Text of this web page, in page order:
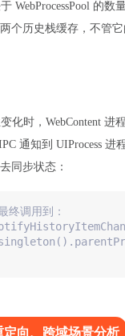
WebProcessPool 的数
两个历史栈缓存，不管
化时，WebContent 进
通知到 UIProcess 进
同步状态：
终调用到：
().
定向、跨域场景分析